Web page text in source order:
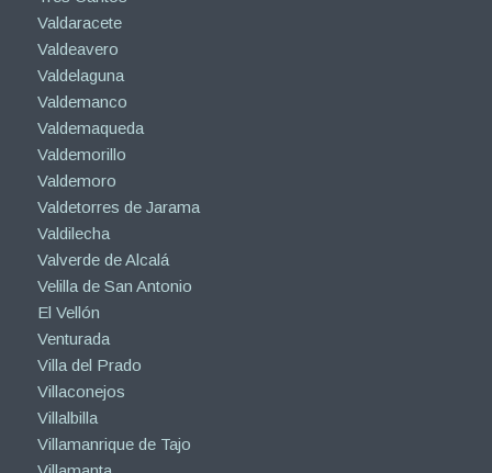
Valdaracete
Valdeavero
Valdelaguna
Valdemanco
Valdemaqueda
Valdemorillo
Valdemoro
Valdetorres de Jarama
Valdilecha
Valverde de Alcalá
Velilla de San Antonio
El Vellón
Venturada
Villa del Prado
Villaconejos
Villalbilla
Villamanrique de Tajo